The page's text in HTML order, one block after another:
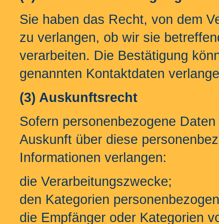
Sie haben das Recht, von dem
zu verlangen, ob wir sie
verarbeiten. Die Bestätigung
genannten Kontaktdaten
(3) Auskunftsrecht
Sofern personenbezogene
Auskunft über diese
Informationen verlangen:
die Verarbeitungszwecke;
den Kategorien
die Empfänger oder Kategorien